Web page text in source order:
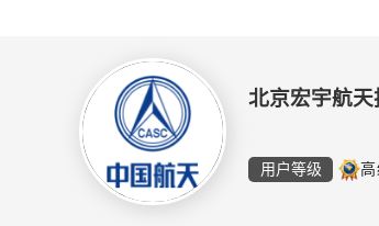
北京宏宇航天
用户等级 高